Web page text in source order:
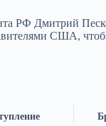
РФ Дмитрий
США,